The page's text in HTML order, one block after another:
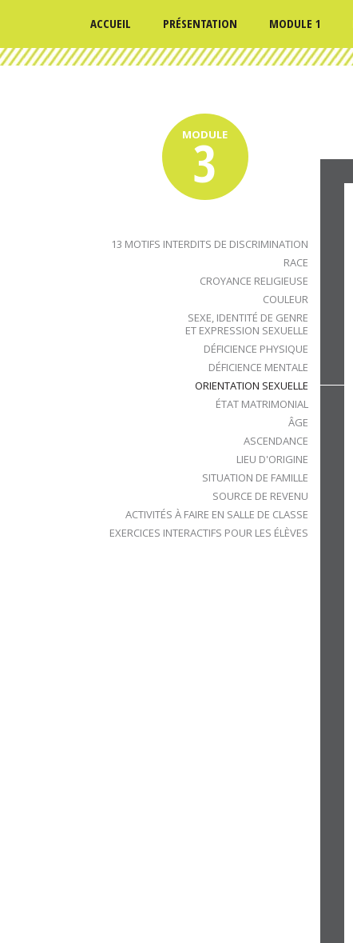
ACCUEIL PRÉSENTATION MODULE 1
13 MOTIFS INTERDITS DE DISCRIMINATION
RACE
CROYANCE RELIGIEUSE
COULEUR
SEXE, IDENTITÉ DE GENRE
ET EXPRESSION SEXUELLE
DÉFICIENCE PHYSIQUE
DÉFICIENCE MENTALE
ORIENTATION SEXUELLE
ÉTAT MATRIMONIAL
ÂGE
ASCENDANCE
LIEU D'ORIGINE
SITUATION DE FAMILLE
SOURCE DE REVENU
ACTIVITÉS À FAIRE EN SALLE DE CLASSE
EXERCICES INTERACTIFS POUR LES ÉLÈVES
MODULE
3